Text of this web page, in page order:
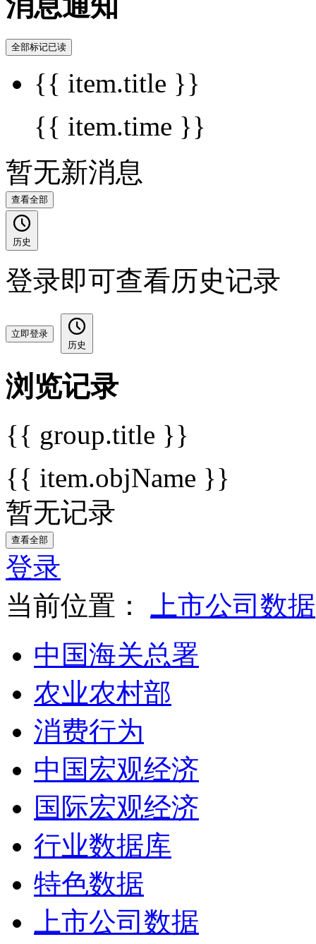
全部标记已读
{{ item.title }}
{{ item.time }}
暂无新消息
查看全部
历史
登录即可查看历史记录
立即登录
历史
浏览记录
{{ group.title }}
{{ item.objName }}
暂无记录
查看全部
登录
当前位置：
上市公司数据
中国海关总署
农业农村部
消费行为
中国宏观经济
国际宏观经济
行业数据库
特色数据
上市公司数据